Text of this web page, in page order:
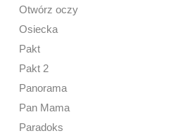
Otwórz oczy
Osiecka
Pakt
Pakt 2
Panorama
Pan Mama
Paradoks